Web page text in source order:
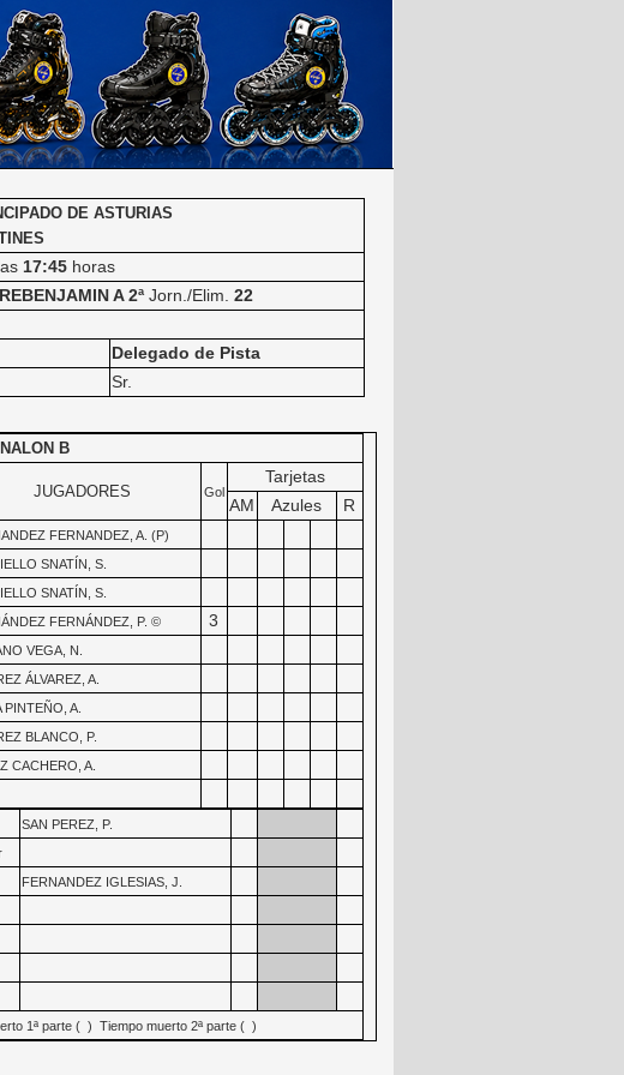
DE ASTURIAS
17:45 horas
A 2ªJorn./Elim.22
Delegado de Pista
Sr.
B
JUGADORES Gol
Tarjetas
AM
Azules R
FERNANDEZ, A. (P)
SNATÍN, S.
SNATÍN, S.
FERNÁNDEZ, P. © 3
VEGA, N.
ÁLVAREZ, A.
PINTEÑO, A.
BLANCO, P.
CACHERO, A.
SAN PEREZ, P.
FERNANDEZ IGLESIAS, J.
1ª parte ( ) Tiempo muerto 2ª parte ( )